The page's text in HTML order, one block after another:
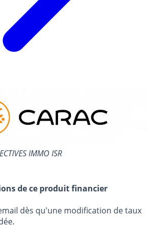
IMMO ISR
de ce produit financier
dès qu'une modification de taux